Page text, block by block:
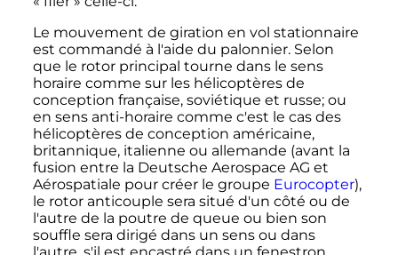
Le mouvement de giration en vol stationnaire
est commandé à l'aide du palonnier. Selon
que le rotor principal tourne dans le sens
horaire comme sur les hélicoptères de
conception française, soviétique et russe; ou
en sens anti-horaire comme c'est le cas des
hélicoptères de conception américaine,
britannique, italienne ou allemande (avant la
fusion entre la Deutsche Aerospace AG et
Aérospatiale pour créer le groupe Eurocopter),
le rotor anticouple sera situé d'un côté ou de
l'autre de la poutre de queue ou bien son
souffle sera dirigé dans un sens ou dans